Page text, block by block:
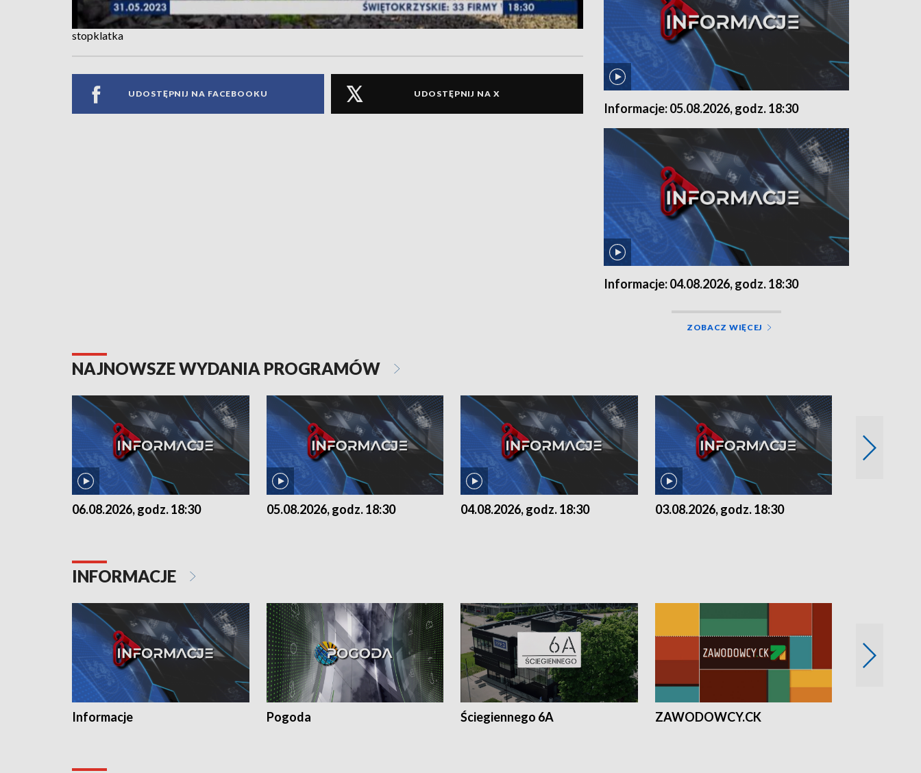
stopklatka
UDOSTĘPNIJ NA FACEBOOKU UDOSTĘPNIJ NA X
Informacje: 05.08.2026, godz. 18:30
Informacje: 04.08.2026, godz. 18:30
ZOBACZ WIĘCEJ
NAJNOWSZE WYDANIA PROGRAMÓW
06.08.2026, godz. 18:30 05.08.2026, godz. 18:30 04.08.2026, godz. 18:30 03.08.2026, godz. 18:30
INFORMACJE
Informacje Pogoda Ściegiennego 6A ZAWODOWCY.CK